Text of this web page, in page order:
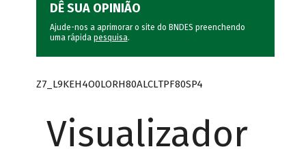
DÊ SUA OPINIÃO
Ajude-nos a aprimorar o site do BNDES preenchendo
uma rápida pesquisa.
Z7_L9KEH4O0LORH80ALCLTPF80SP4
Visualizador